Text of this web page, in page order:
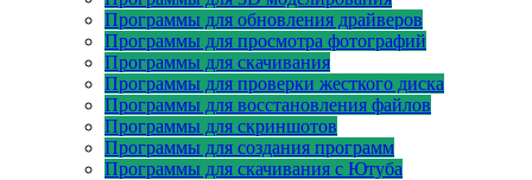
Программы для обновления драйверов
Программы для просмотра фотографий
Программы для скачивания
Программы для проверки жесткого диска
Программы для восстановления файлов
Программы для скриншотов
Программы для создания программ
Программы для скачивания с Ютуба